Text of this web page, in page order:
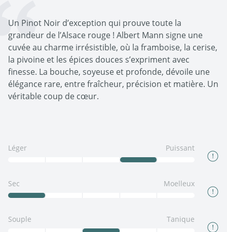
Un Pinot Noir d’exception qui prouve toute la
grandeur de l’Alsace rouge ! Albert Mann signe une
cuvée au charme irrésistible, où la framboise, la cerise,
la pivoine et les épices douces s’expriment avec
finesse. La bouche, soyeuse et profonde, dévoile une
élégance rare, entre fraîcheur, précision et matière. Un
véritable coup de cœur.
Léger Puissant
Sec Moelleux
Souple Tanique